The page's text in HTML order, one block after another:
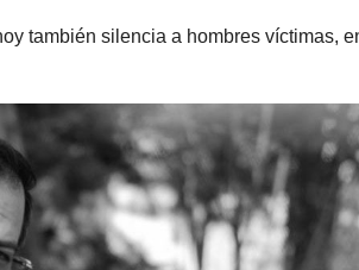
también silencia a hombres víctimas,